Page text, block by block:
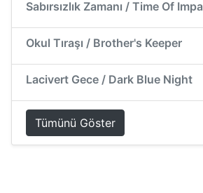
Sabırsızlık Zamanı / Time Of
Okul Tıraşı / Brother's Keeper
Lacivert Gece / Dark Blue Night
Tümünü Göster